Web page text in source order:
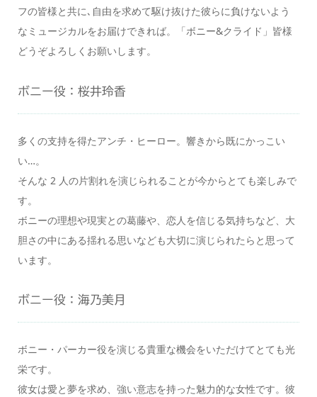
フの皆様と共に､自由を求めて駆け抜けた彼らに負けないよう
なミュージカルをお届けできれば。「ボニー&クライド」皆様
どうぞよろしくお願いします。
ボニー役：桜井玲香
多くの支持を得たアンチ・ヒーロー。響きから既にかっこい
い…。
そんな 2 人の片割れを演じられることが今からとても楽しみで
す。
ボニーの理想や現実との葛藤や、恋人を信じる気持ちなど、大
胆さの中にある揺れる思いなども大切に演じられたらと思って
います。
ボニー役：海乃美月
ボニー・パーカー役を演じる貴重な機会をいただけてとても光
栄です。
彼女は愛と夢を求め、強い意志を持った魅力的な女性です。彼